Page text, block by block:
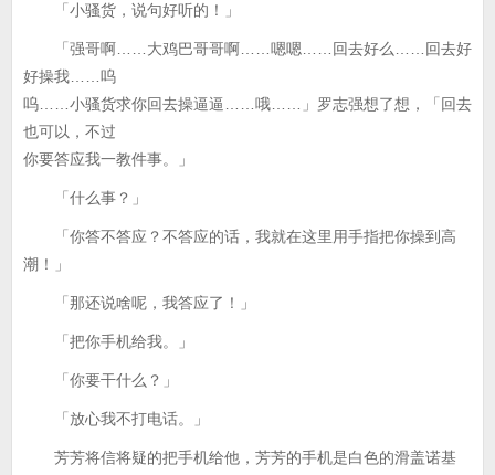
「小骚货，说句好听的！」
「强哥啊……大鸡巴哥哥啊……嗯嗯……回去好么……回去好
好操我……呜
呜……小骚货求你回去操逼逼……哦……」罗志强想了想，「回去
也可以，不过
你要答应我一教件事。」
「什么事？」
「你答不答应？不答应的话，我就在这里用手指把你操到高
潮！」
「那还说啥呢，我答应了！」
「把你手机给我。」
「你要干什么？」
「放心我不打电话。」
芳芳将信将疑的把手机给他，芳芳的手机是白色的滑盖诺基